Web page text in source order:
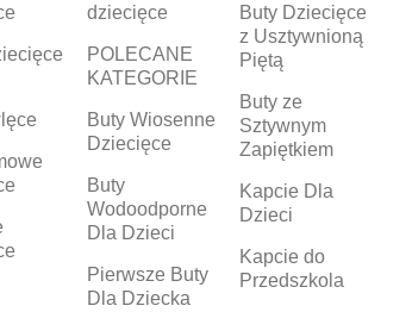
dziecięce
POLECANE
KATEGORIE
Buty Wiosenne
Dziecięce
Buty
Wodoodporne
Dla Dzieci
Pierwsze Buty
Dla Dziecka
Buty Dziecięce
z Usztywnioną
Piętą
Buty ze
Sztywnym
Zapiętkiem
Kapcie Dla
Dzieci
Kapcie do
Przedszkola